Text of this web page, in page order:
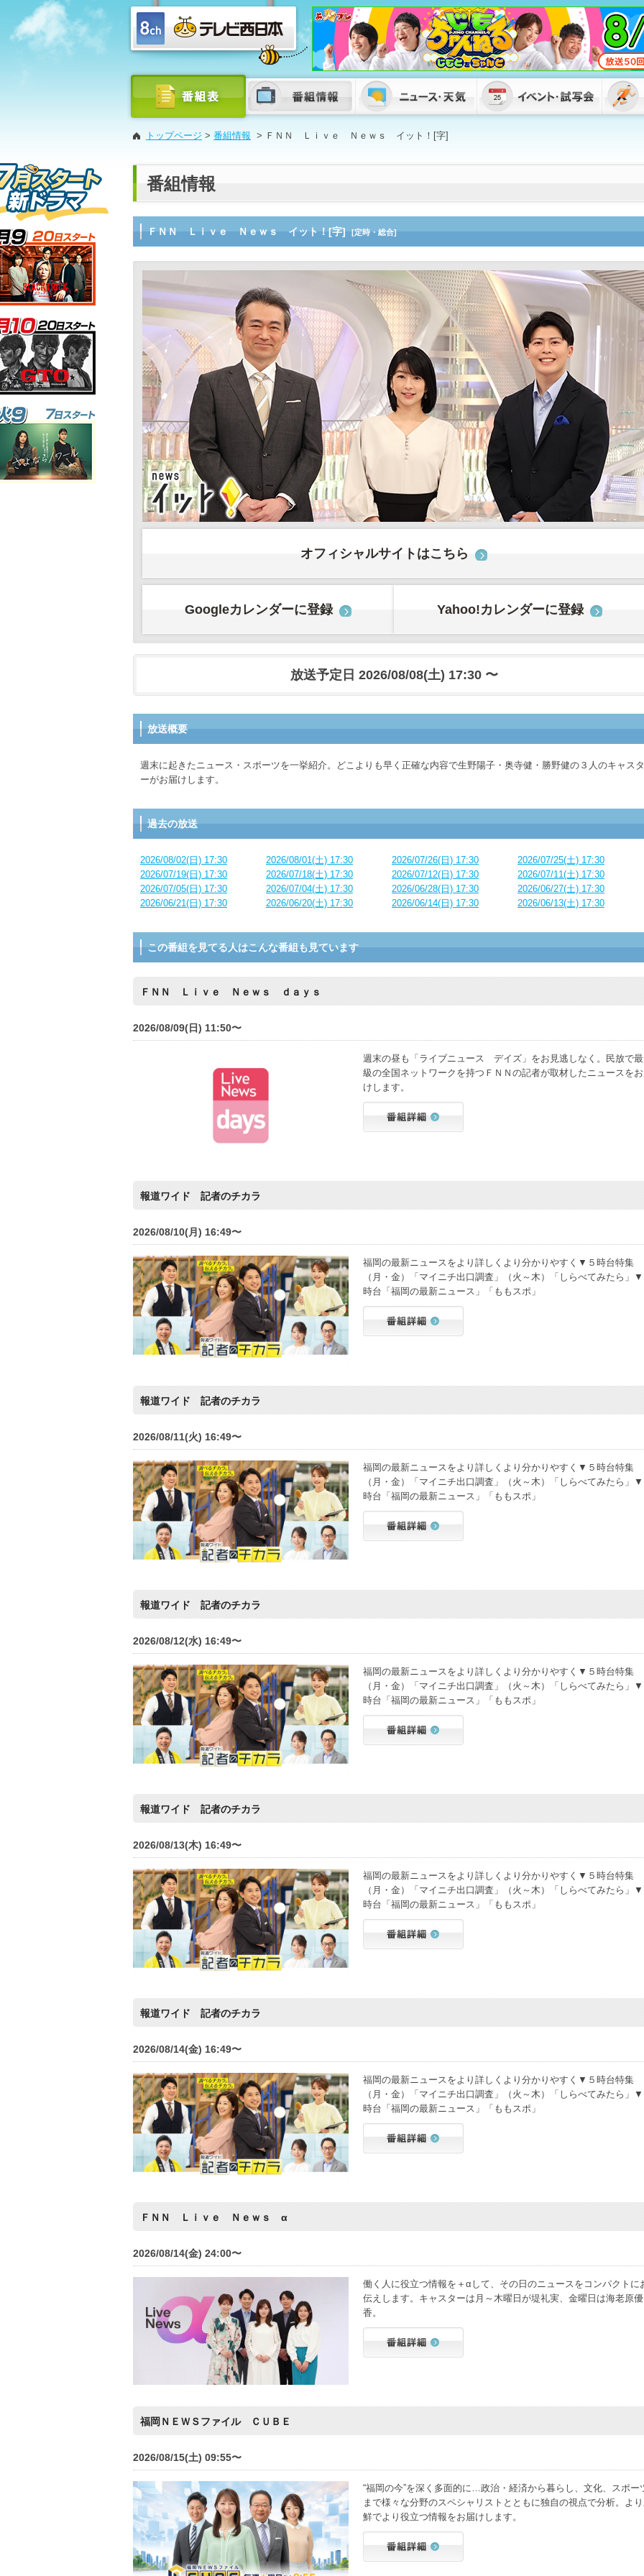
トップページ > 番組情報 > ＦＮＮ Ｌｉｖｅ Ｎｅｗｓ イット！[字]
番組情報
ＦＮＮ Ｌｉｖｅ Ｎｅｗｓ イット！[字] [定時・総合]
オフィシャルサイトはこちら
Googleカレンダーに登録 Yahoo!カレンダーに登録
放送予定日 2026/08/08(土) 17:30 〜
放送概要
週末に起きたニュース・スポーツを一挙紹介。どこよりも早く正確な内容で生野陽子・奥寺健・勝野健の３人のキャスタ
ーがお届けします。
過去の放送
2026/08/02(日) 17:30 2026/08/01(土) 17:30 2026/07/26(日) 17:30
2026/07/25(土) 17:30
2026/07/19(日) 17:30
2026/07/18(土) 17:30 2026/07/12(日) 17:30
2026/07/11(土) 17:30
2026/07/05(日) 17:30
2026/07/04(土) 17:30 2026/06/28(日) 17:30
2026/06/27(土) 17:30
2026/06/21(日) 17:30
2026/06/20(土) 17:30 2026/06/14(日) 17:30 2026/06/13(土) 17:30
この番組を見てる人はこんな番組も見ています
ＦＮＮ Ｌｉｖｅ Ｎｅｗｓ ｄａｙｓ
2026/08/09(日) 11:50〜
週末の昼も「ライブニュース デイズ」をお見逃しなく。民放で
級の全国ネットワークを持つＦＮＮの記者が取材したニュースを
けします。
報道ワイド 記者のチカラ
2026/08/10(月) 16:49〜
福岡の最新ニュースをより詳しくより分かりやすく▼５時台特集
（月・金）「マイニチ出口調査」（火～木）「しらべてみたら」
時台「福岡の最新ニュース」「ももスポ」
報道ワイド 記者のチカラ
2026/08/11(火) 16:49〜
福岡の最新ニュースをより詳しくより分かりやすく▼５時台特集
（月・金）「マイニチ出口調査」（火～木）「しらべてみたら」
時台「福岡の最新ニュース」「ももスポ」
報道ワイド 記者のチカラ
2026/08/12(水) 16:49〜
福岡の最新ニュースをより詳しくより分かりやすく▼５時台特集
（月・金）「マイニチ出口調査」（火～木）「しらべてみたら」
時台「福岡の最新ニュース」「ももスポ」
報道ワイド 記者のチカラ
2026/08/13(木) 16:49〜
福岡の最新ニュースをより詳しくより分かりやすく▼５時台特集
（月・金）「マイニチ出口調査」（火～木）「しらべてみたら」
時台「福岡の最新ニュース」「ももスポ」
報道ワイド 記者のチカラ
2026/08/14(金) 16:49〜
福岡の最新ニュースをより詳しくより分かりやすく▼５時台特集
（月・金）「マイニチ出口調査」（火～木）「しらべてみたら」
時台「福岡の最新ニュース」「ももスポ」
ＦＮＮ Ｌｉｖｅ Ｎｅｗｓ α
2026/08/14(金) 24:00〜
働く人に役立つ情報を＋αして、その日のニュースをコンパクトに
伝えします。キャスターは月～木曜日が堤礼実、金曜日は海老原優
香。
福岡ＮＥＷＳファイル ＣＵＢＥ
2026/08/15(土) 09:55〜
“福岡の今”を深く多面的に…政治・経済から暮らし、文化、スポー
まで様々な分野のスペシャリストとともに独自の視点で分析。よ
鮮でより役立つ情報をお届けします。